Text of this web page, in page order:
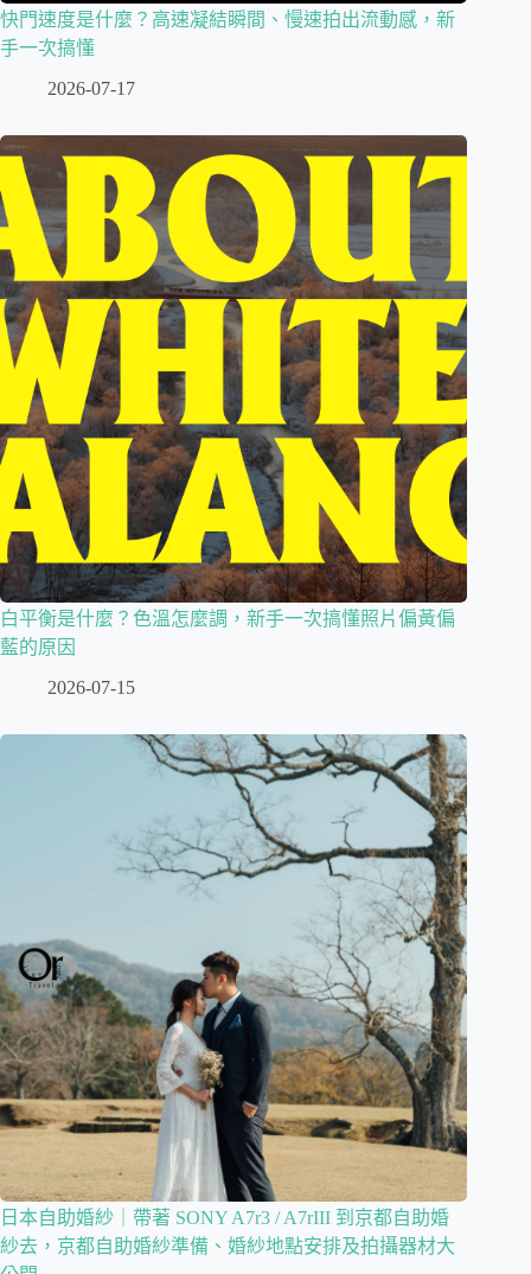
快門速度是什麼？高速凝結瞬間、慢速拍出流動感，新
手一次搞懂
2026-07-17
白平衡是什麼？色溫怎麼調，新手一次搞懂照片偏黃偏
藍的原因
2026-07-15
日本自助婚紗｜帶著 SONY A7r3 / A7rIII 到京都自助婚
紗去，京都自助婚紗準備、婚紗地點安排及拍攝器材大